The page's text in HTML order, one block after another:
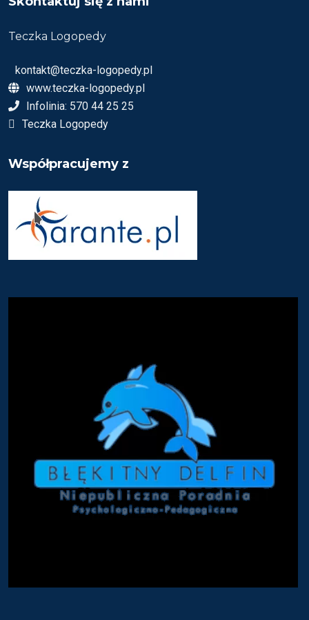
Teczka Logopedy
kontakt@teczka-logopedy.pl
www.teczka-logopedy.pl
Infolinia: 570 44 25 25
Teczka Logopedy
Współpracujemy z